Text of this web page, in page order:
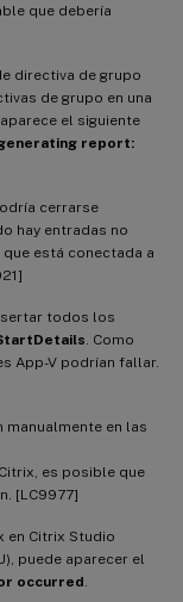
que debería
directiva de grupo
de grupo en una
el siguiente
report:
cerrarse
hay entradas no
está conectada a
todos los
. Como
App-V podrían fallar.
en las
es posible que
[LC9977]
en Citrix Studio
puede aparecer el
occurred